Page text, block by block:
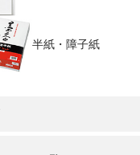
半紙・障子紙